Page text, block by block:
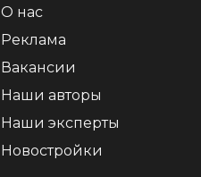
О нас
Реклама
Вакансии
Наши авторы
Наши эксперты
Новостройки